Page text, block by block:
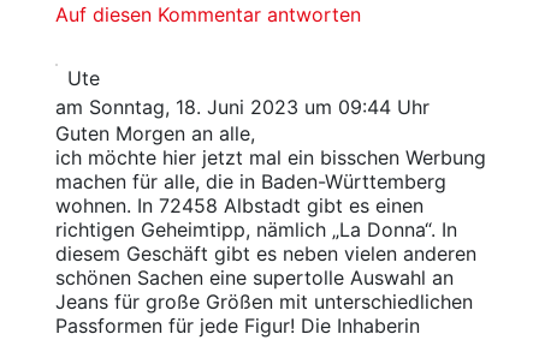
Auf diesen Kommentar antworten
Ute
am Sonntag, 18. Juni 2023 um 09:44 Uhr
Guten Morgen an alle,
ich möchte hier jetzt mal ein bisschen Werbung
machen für alle, die in Baden-Württemberg
wohnen. In 72458 Albstadt gibt es einen
richtigen Geheimtipp, nämlich „La Donna“. In
diesem Geschäft gibt es neben vielen anderen
schönen Sachen eine supertolle Auswahl an
Jeans für große Größen mit unterschiedlichen
Passformen für jede Figur! Die Inhaberin